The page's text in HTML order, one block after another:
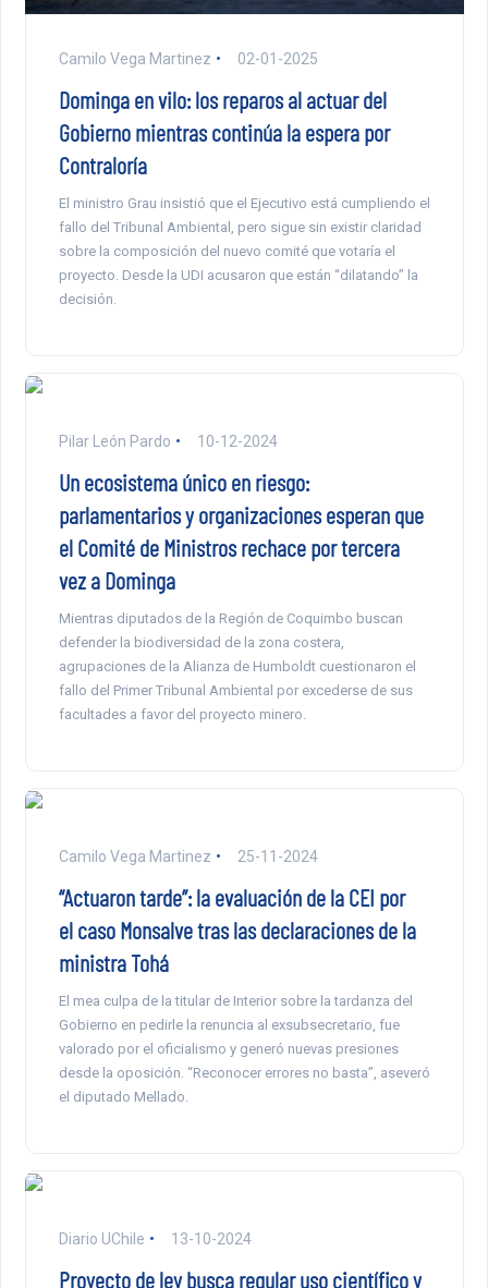
Camilo Vega Martinez 02-01-2025
Dominga en vilo: los reparos al actuar del
Gobierno mientras continúa la espera por
Contraloría
El ministro Grau insistió que el Ejecutivo está cumpliendo el
fallo del Tribunal Ambiental, pero sigue sin existir claridad
sobre la composición del nuevo comité que votaría el
proyecto. Desde la UDI acusaron que están “dilatando” la
decisión.
Pilar León Pardo 10-12-2024
Un ecosistema único en riesgo:
parlamentarios y organizaciones esperan que
el Comité de Ministros rechace por tercera
vez a Dominga
Mientras diputados de la Región de Coquimbo buscan
defender la biodiversidad de la zona costera,
agrupaciones de la Alianza de Humboldt cuestionaron el
fallo del Primer Tribunal Ambiental por excederse de sus
facultades a favor del proyecto minero.
Camilo Vega Martinez 25-11-2024
“Actuaron tarde”: la evaluación de la CEI por
el caso Monsalve tras las declaraciones de la
ministra Tohá
El mea culpa de la titular de Interior sobre la tardanza del
Gobierno en pedirle la renuncia al exsubsecretario, fue
valorado por el oficialismo y generó nuevas presiones
desde la oposición. “Reconocer errores no basta”, aseveró
el diputado Mellado.
Diario UChile 13-10-2024
Proyecto de ley busca regular uso científico y